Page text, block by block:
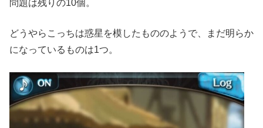
問題は残りの10個。
どうやらこっちは惑星を模したもののようで、まだ明らか
になっているものは1つ。